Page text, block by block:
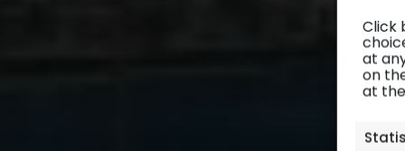
Click
at
on
at